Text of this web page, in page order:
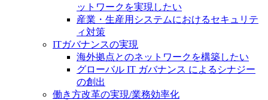
ットワークを実現したい
産業・生産用システムにおけるセキュリテ
ィ対策
ITガバナンスの実現
海外拠点とのネットワークを構築したい
グローバル IT ガバナンス によるシナジー
の創出
働き方改革の実現/業務効率化